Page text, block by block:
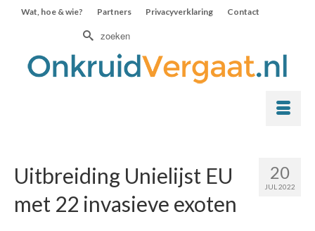
Wat, hoe & wie? Partners Privacyverklaring Contact
Zoek
20
JUL 2022
Uitbreiding Unielijst EU
met 22 invasieve exoten